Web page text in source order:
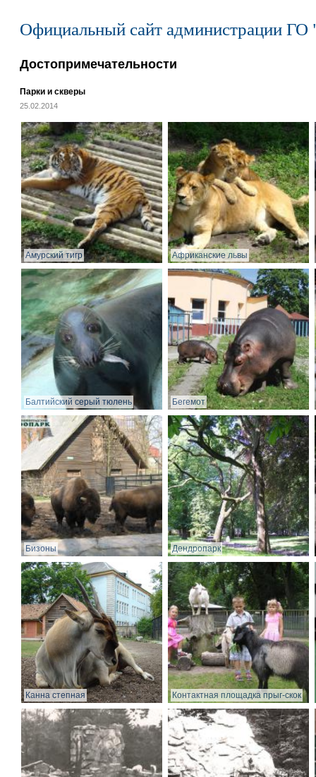
Официальный сайт администрации ГО
Достопримечательности
Парки и скверы
25.02.2014
Амурский тигр Африканские львы
Балтийский серый тюлень Бегемот
Бизоны Дендропарк
Канна степная Контактная площадка прыг-скок